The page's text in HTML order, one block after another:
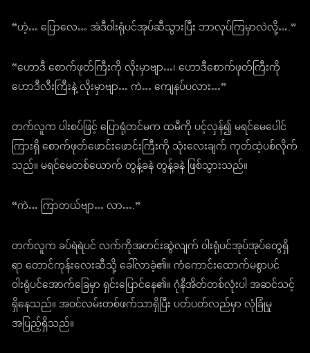
“ဟဲ့… ပြောလေ… အဲဒီဝါးရုံပင်အုပ်ဆီသွားပြီး ဘာလုပ်ကြမှာလဲလို့….”
“ဟောဒီ စောက်ဖုတ်ကြီးကို လိုးမှာဗျာ…၊ ဟောဒီစောက်ဖုတ်ကြီးကို
ဟောဒီလီးကြီးနဲ့ လိုးမှာဗျာ… ကဲ… ကျေနပ်ပလား…”
တက်လူက ပါးစပ်ဖြင့် ပြောရုံတင်မက ထမီကို ပင့်လှန်၍ မရင်မေပေါင်
ကြားရှိ စောက်ဖုတ်ဖောင်းဖောင်းကြီးကို သုံးလေးချက် ကုတ်ထဲ့ပစ်လိုက်
သည်။ မရင်မေတစ်ယောက် တွန့်ခနဲ တွန့်ခနဲ ဖြစ်သွားသည်။
“ကဲ… ကြာတယ်ဗျာ… လာ….”
တက်လူက ခပ်ရဲရဲပင် လက်ကိုအတင်းဆွဲလျက် ဝါးရုံပင်အုပ်အုပ်တွေရှိ
ရာ တောင်ကုန်းလေးဆီသို့ ခေါ်လာခဲ့၏။ ကံကောင်းထောက်မစွာပင်
ဝါးရုံပင်အောက်ခြေမှာ ရှင်းပြောင်နေ၏။ ဂုံနီအိတ်တစ်လုံးပါ အဆင်သင့်
ရှိနေသည်။ အဝင်လမ်းတစ်ဖက်သာရှိပြီး ပတ်ပတ်လည်မှာ လုံခြုံမှု
အပြည့်ရှိသည်။